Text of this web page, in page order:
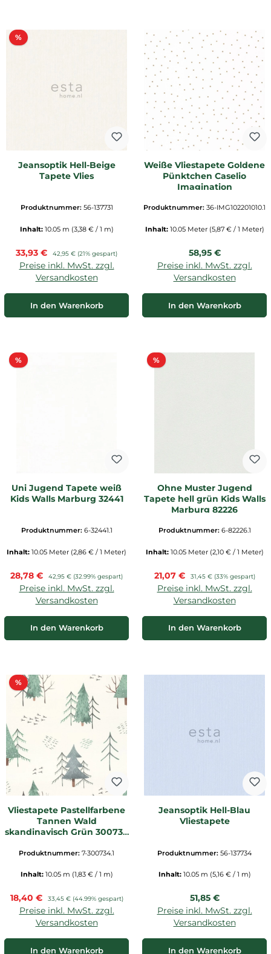
%Rabatt
Jeansoptik Hell-Beige
Tapete Vlies
Produktnummer: 56-137731
Inhalt: 10.05 m (3,38 € / 1 m)
Verkaufspreis:
33,93 € Regulärer Preis:
42,95 € (21% gespart)
Preise inkl. MwSt. zzgl.
Versandkosten
In den Warenkorb
Weiße Vliestapete Goldene
Pünktchen Caselio
Imagination
Produktnummer: 36-IMG102201010.1
Inhalt: 10.05 Meter (5,87 € / 1 Meter)
Regulärer Preis:
58,95 €
Preise inkl. MwSt. zzgl.
Versandkosten
In den Warenkorb
%Rabatt
Uni Jugend Tapete weiß
Kids Walls Marburg 32441
Produktnummer: 6-32441.1
Inhalt: 10.05 Meter (2,86 € / 1 Meter)
Verkaufspreis:
28,78 € Regulärer Preis:
42,95 € (32.99% gespart)
Preise inkl. MwSt. zzgl.
Versandkosten
In den Warenkorb
%Rabatt
Ohne Muster Jugend
Tapete hell grün Kids Walls
Marburg 82226
Produktnummer: 6-82226.1
Inhalt: 10.05 Meter (2,10 € / 1 Meter)
Verkaufspreis:
21,07 € Regulärer Preis:
31,45 € (33% gespart)
Preise inkl. MwSt. zzgl.
Versandkosten
In den Warenkorb
%Rabatt
Vliestapete Pastellfarbene
Tannen Wald
skandinavisch Grün 300734
Produktnummer: 7-300734.1
Inhalt: 10.05 m (1,83 € / 1 m)
Verkaufspreis:
18,40 € Regulärer Preis:
33,45 € (44.99% gespart)
Preise inkl. MwSt. zzgl.
Versandkosten
In den Warenkorb
Jeansoptik Hell-Blau
Vliestapete
Produktnummer: 56-137734
Inhalt: 10.05 m (5,16 € / 1 m)
Regulärer Preis:
51,85 €
Preise inkl. MwSt. zzgl.
Versandkosten
In den Warenkorb